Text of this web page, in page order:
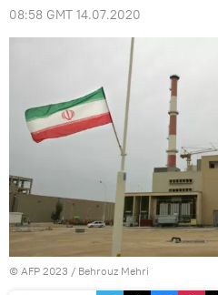
08:58 GMT 14.07.2020
© AFP 2023 / Behrouz Mehri